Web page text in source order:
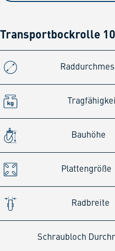
Transportbockrolle
Bauhöhe
Plattengröße
Radbreite
Schraubloch